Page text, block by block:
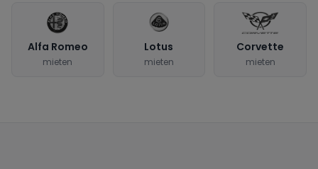
Alfa Romeo
mieten
Lotus
mieten
Corvette
mieten